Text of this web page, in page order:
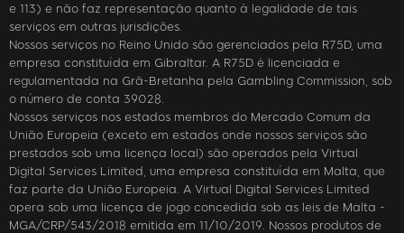
e 113) e não faz representação quanto à legalidade de tais
serviços em outras jurisdições.
Nossos serviços no Reino Unido são gerenciados pela R75D, uma
empresa constituída em Gibraltar. A R75D é licenciada e
regulamentada na Grã-Bretanha pela Gambling Commission, sob
o número de conta 39028.
Nossos serviços nos estados membros do Mercado Comum da
União Europeia (exceto em estados onde nossos serviços são
prestados sob uma licença local) são operados pela Virtual
Digital Services Limited, uma empresa constituída em Malta, que
faz parte da União Europeia. A Virtual Digital Services Limited
opera sob uma licença de jogo concedida sob as leis de Malta -
MGA/CRP/543/2018 emitida em 11/10/2019. Nossos produtos de